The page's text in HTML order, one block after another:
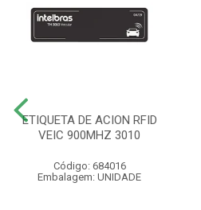
ETIQUETA DE ACION RFID
VEIC 900MHZ 3010
Código: 684016
Embalagem: UNIDADE